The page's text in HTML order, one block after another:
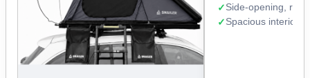
Side-opening,
Spacious interior